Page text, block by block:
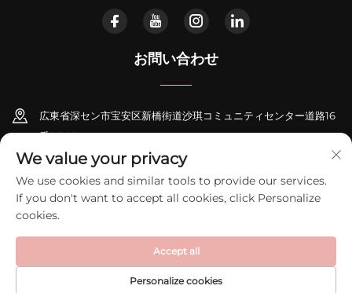
お問い合わせ
広東省深セン市宝安区新橋街道沙琪コミュニティセンター道路16
番B706
+86-18948311339
[email protected]
Copyright © 2026 深圳市ゼクシーインテリジェントエレクトロニクス有限
公司。全著作権所有。 プライバシーポリシー
We value your privacy
We use cookies and similar tools to provide our services.
If you don't want to accept all cookies, click Personalize
cookies.
Personalize cookies
Accept all